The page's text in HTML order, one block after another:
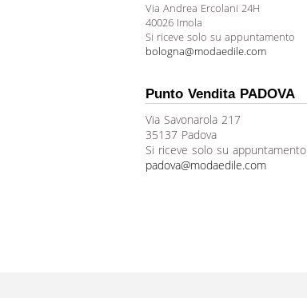
Via Andrea Ercolani 24H
40026 Imola
Si riceve solo su appuntamento
bologna@modaedile.com
Punto Vendita PADOVA
Via Savonarola 217
35137 Padova
Si riceve solo su appuntamento
padova@modaedile.com